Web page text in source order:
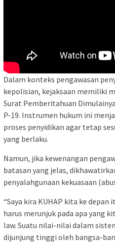
Dalam konteks pengawasan
kepolisian, kejaksaan memiliki
Surat Pemberitahuan
P-19. Instrumen hukum ini
proses penyidikan agar tetap
yang berlaku.
Namun, jika kewenangan
batasan yang jelas,
penyalahgunaan kekuasaan
“Saya kira KUHAP kita ke
harus merunjuk pada apa yang
law. Suatu nilai-nilai dalam
dijunjung tinggi oleh bangsa-